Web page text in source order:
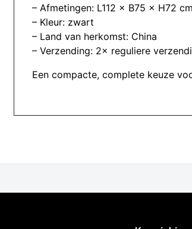
– Afmetingen: L112 × B75 × H72 cm
– Kleur: zwart
– Land van herkomst: China
– Verzending: 2× reguliere
Een compacte, complete keuze